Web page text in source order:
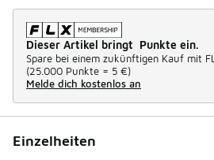
Dieser Artikel bringt Punkte ein.
Spare bei einem zukünftigen Kauf mit
(25.000 Punkte = 5 €)
Melde dich kostenlos an
Einzelheiten